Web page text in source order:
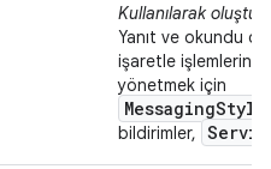
Kullanılarak
Yanıt ve okundu
işaretle işlemlerini
yönetmek için
MessagingStyle
bildirimler,